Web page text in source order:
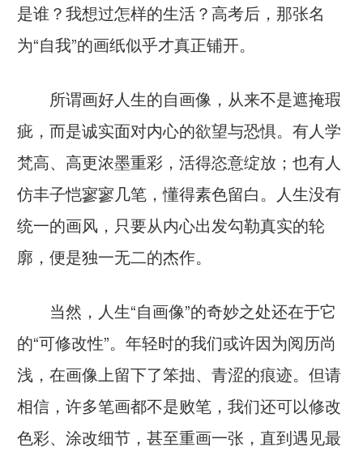
是谁？我想过怎样的生活？高考后，那张名
为“自我”的画纸似乎才真正铺开。
所谓画好人生的自画像，从来不是遮掩瑕
疵，而是诚实面对内心的欲望与恐惧。有人学
梵高、高更浓墨重彩，活得恣意绽放；也有人
仿丰子恺寥寥几笔，懂得素色留白。人生没有
统一的画风，只要从内心出发勾勒真实的轮
廓，便是独一无二的杰作。
当然，人生“自画像”的奇妙之处还在于它
的“可修改性”。年轻时的我们或许因为阅历尚
浅，在画像上留下了笨拙、青涩的痕迹。但请
相信，许多笔画都不是败笔，我们还可以修改
色彩、涂改细节，甚至重画一张，直到遇见最